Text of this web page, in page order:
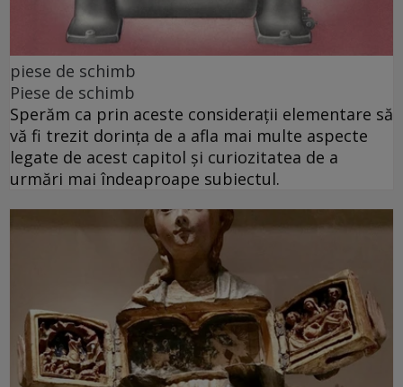
piese de schimb
Piese de schimb
Sperăm ca prin aceste considerații elementare să
vă fi trezit dorința de a afla mai multe aspecte
legate de acest capitol și curiozitatea de a
urmări mai îndeaproape subiectul.